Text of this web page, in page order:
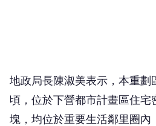
地政局長陳淑美表示，本重劃
頃，位於下營都市計畫區住宅
塊，均位於重要生活鄰里圈內